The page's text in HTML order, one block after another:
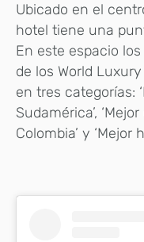
Ubicado en el
hotel tiene una
En este espacio
de los World
en tres categorías:
Sudamérica’,
Colombia’ y ‘Mejor